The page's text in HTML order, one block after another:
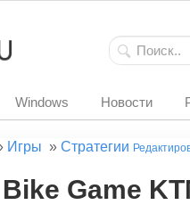
Windows Новости
Игры » Стратегии
Game